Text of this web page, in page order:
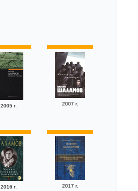
2005 г. 2007 г.
2016 г. 2017 г.